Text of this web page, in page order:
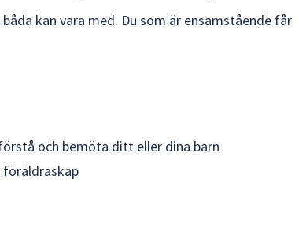
kan vara med. Du som är ensamstående får
och bemöta ditt eller dina barn